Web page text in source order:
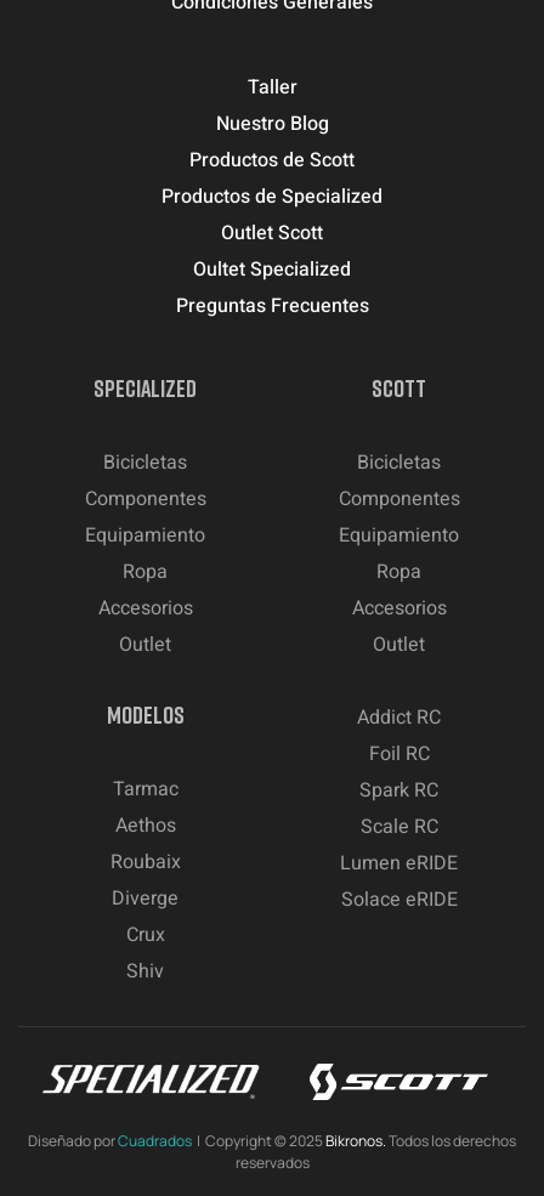
Taller
Nuestro Blog
Productos de Scott
Productos de Specialized
Outlet Scott
Oultet Specialized
Preguntas Frecuentes
SPECIALIZED
Bicicletas
Componentes
Equipamiento
Ropa
Accesorios
Outlet
SCOTT
Bicicletas
Componentes
Equipamiento
Ropa
Accesorios
Outlet
MODELOS
Tarmac
Aethos
Roubaix
Diverge
Crux
Shiv
Addict RC
Foil RC
Spark RC
Scale RC
Lumen eRIDE
Solace eRIDE
Diseñado porCuadrados | Copyright © 2025Bikronos.Todos los derechos
reservados